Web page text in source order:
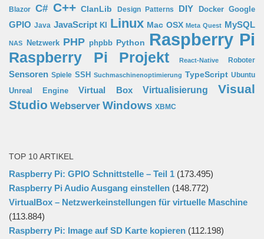
Blazor C# C++ ClanLib Design Patterns DIY Docker Google
GPIO Java JavaScript KI Linux Mac OSX Meta Quest MySQL
NAS Netzwerk PHP phpbb Python Raspberry Pi
Raspberry Pi Projekt React-Native Roboter
Sensoren Spiele SSH Suchmaschinenoptimierung TypeScript Ubuntu
Unreal Engine
Virtual Box Virtualisierung
Visual
Studio Webserver Windows XBMC
TOP 10 ARTIKEL
Raspberry Pi: GPIO Schnittstelle – Teil 1 (173.495)
Raspberry Pi Audio Ausgang einstellen (148.772)
VirtualBox – Netzwerkeinstellungen für virtuelle Maschine
(113.884)
Raspberry Pi: Image auf SD Karte kopieren (112.198)